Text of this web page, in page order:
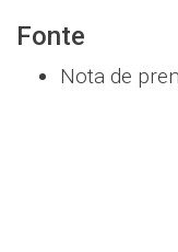
Fonte
Nota de